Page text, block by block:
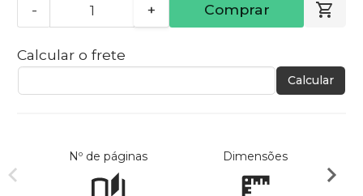
- + Comprar
Calcular o frete
Calcular
Nº de páginas Dimensões